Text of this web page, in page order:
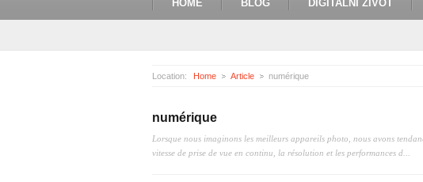
HOME BLOG DIGITALNI ŽIVOT
Location: Home Article numérique
numérique
Lorsque nous imaginons les meilleurs appareils photo, nous avons
vitesse de prise de vue en continu, la résolution et les performances d...